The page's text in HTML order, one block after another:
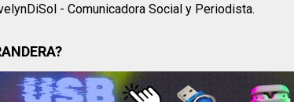
- Comunicadora Social y Periodista.